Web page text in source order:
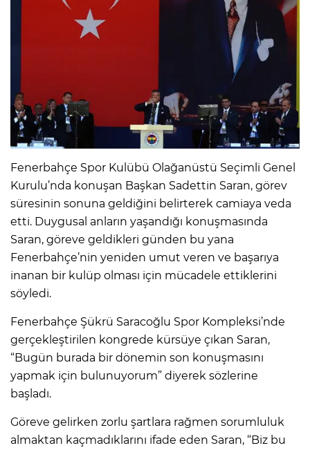
Fenerbahçe Spor Kulübü Olağanüstü Seçimli Genel
Kurulu’nda konuşan Başkan Sadettin Saran, görev
süresinin sonuna geldiğini belirterek camiaya veda
etti. Duygusal anların yaşandığı konuşmasında
Saran, göreve geldikleri günden bu yana
Fenerbahçe’nin yeniden umut veren ve başarıya
inanan bir kulüp olması için mücadele ettiklerini
söyledi.
Fenerbahçe Şükrü Saracoğlu Spor Kompleksi’nde
gerçekleştirilen kongrede kürsüye çıkan Saran,
“Bugün burada bir dönemin son konuşmasını
yapmak için bulunuyorum” diyerek sözlerine
başladı.
Göreve gelirken zorlu şartlara rağmen sorumluluk
almaktan kaçmadıklarını ifade eden Saran, “Biz bu